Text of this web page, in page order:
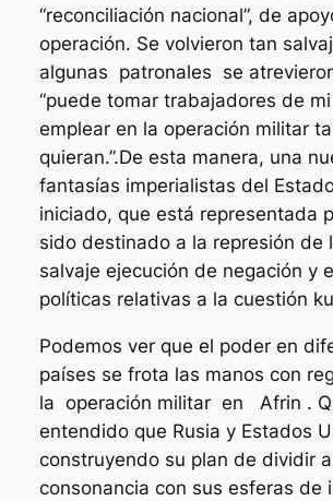
“reconciliación nacional”, de
operación. Se volvieron tan
algunas patronales se
“puede tomar trabajadores de
emplear en la operación militar
quieran.”.De esta manera, una
fantasías imperialistas del
iniciado, que está representada
sido destinado a la represión de
salvaje ejecución de negación y
políticas relativas a la cuestión
Podemos ver que el poder en
países se frota las manos con
la operación militar en Afrin .
entendido que Rusia y Estados
construyendo su plan de dividir
consonancia con sus esferas de